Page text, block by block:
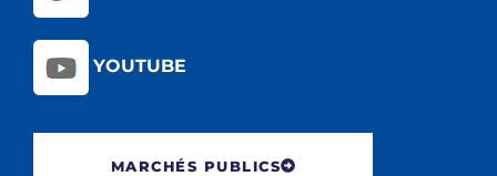
YOUTUBE
MARCHÉS PUBLICS